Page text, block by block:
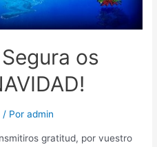
os
/ Poradmin
gratitud, por vuestro